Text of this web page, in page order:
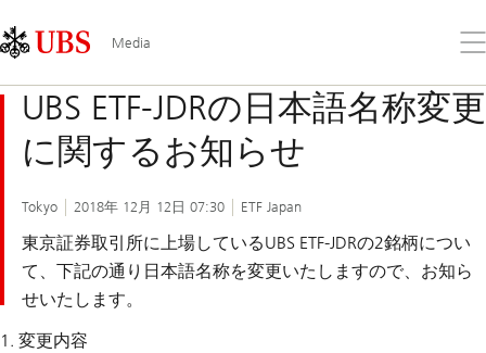
Links
Area
Media
メ
ュ
ー
を
UBS ETF-JDRの日本語名称変更
に関するお知らせ
Tokyo 2018年 12月 12日 07:30 ETF Japan
東京証券取引所に上場しているUBS ETF-JDRの2銘柄につい
て、下記の通り日本語名称を変更いたしますので、お知ら
せいたします。
1. 変更内容